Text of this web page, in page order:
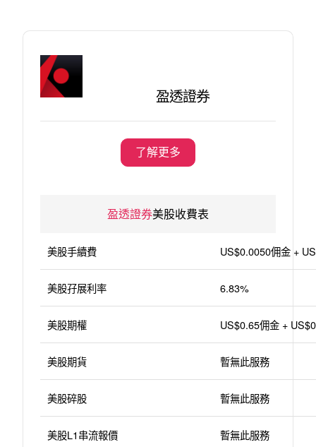
盈透證券
了解更多
盈透證券美股收費表
美股手續費 US$0.0050佣金 +
美股孖展利率 6.83%
美股期權 US$0.65佣金 +
美股期貨 暫無此服務
美股碎股 暫無此服務
美股L1串流報價 暫無此服務